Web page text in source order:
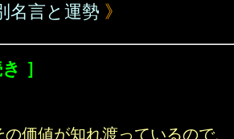
名言と運勢 》
］
価値が知れ渡っているので、